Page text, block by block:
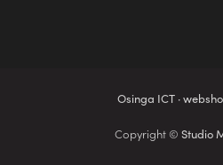
Osinga ICT ·
Copyright © Studio